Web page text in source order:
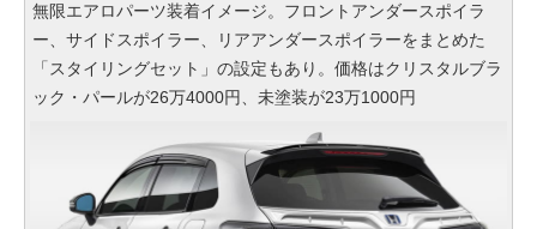
無限エアロパーツ装着イメージ。フロントアンダースポイラ
ー、サイドスポイラー、リアアンダースポイラーをまとめた
「スタイリングセット」の設定もあり。価格はクリスタルブラ
ック・パールが26万4000円、未塗装が23万1000円